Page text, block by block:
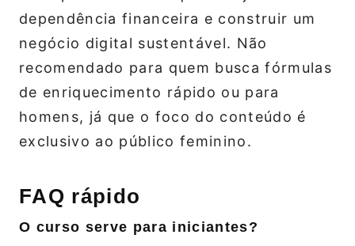
dependência financeira e construir um
negócio digital sustentável. Não
recomendado para quem busca fórmulas
de enriquecimento rápido ou para
homens, já que o foco do conteúdo é
exclusivo ao público feminino.
FAQ rápido
O curso serve para iniciantes?